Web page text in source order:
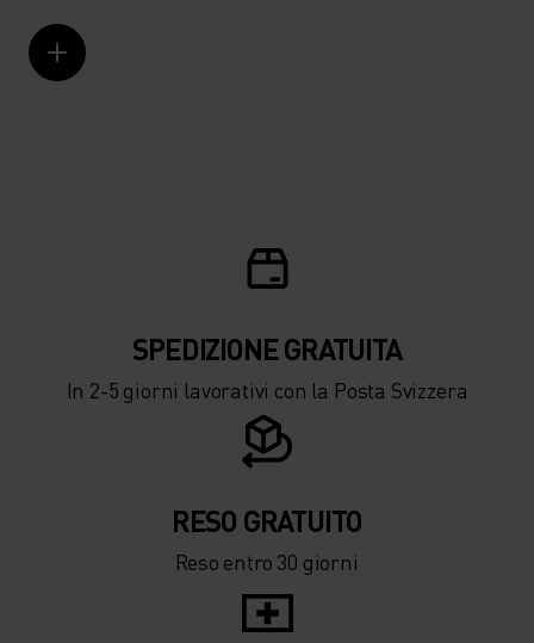
SPEDIZIONE ​​​​​​GRATUITA
In 2-5 giorni lavorativi con la Posta Svizzera
RESO GRATUITO
Reso entro 30 giorni